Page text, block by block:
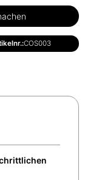
COS003